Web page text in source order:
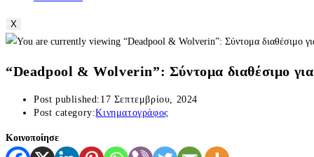
X
“Deadpool & Wolverin”: Σύντομα διαθέσιμο
Post published: 17 Σεπτεμβρίου, 2024
Post category:Κινηματογράφος
Κοινοποίησε